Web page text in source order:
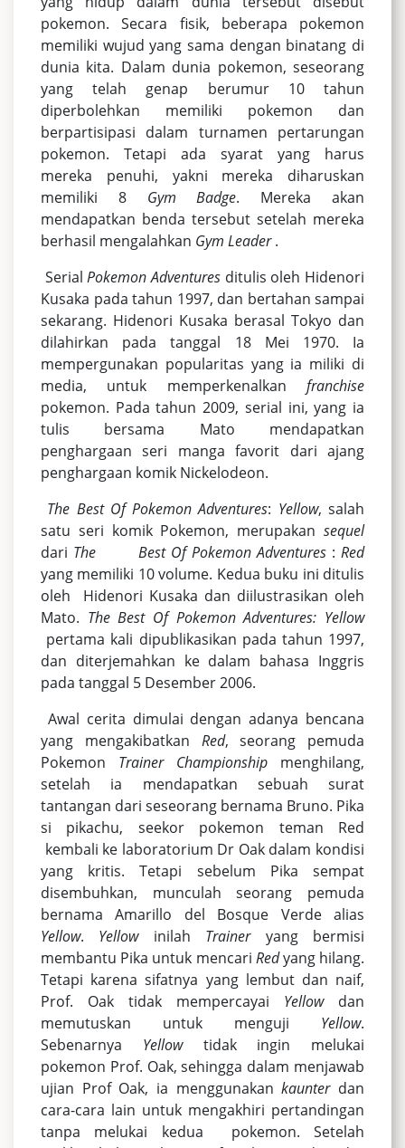
pokemon. Secara fisik, beberapa pokemon
memiliki wujud yang sama dengan binatang di
dunia kita. Dalam dunia pokemon, seseorang
yang telah genap berumur 10 tahun
diperbolehkan memiliki pokemon dan
berpartisipasi dalam turnamen pertarungan
pokemon. Tetapi ada syarat yang harus
mereka penuhi, yakni mereka diharuskan
memiliki 8 Gym Badge. Mereka akan
mendapatkan benda tersebut setelah mereka
berhasil mengalahkan Gym Leader.
SerialPokemon Adventures ditulis oleh Hidenori
Kusaka pada tahun 1997, dan bertahan sampai
sekarang. Hidenori Kusaka berasal Tokyo dan
dilahirkan pada tanggal 18 Mei 1970. Ia
mempergunakan popularitas yang ia miliki di
media, untuk memperkenalkan franchise
pokemon. Pada tahun 2009, serial ini, yang ia
tulis bersama Mato mendapatkan
penghargaan seri manga favorit dari ajang
penghargaan komik Nickelodeon.
The Best Of Pokemon Adventures: Yellow, salah
satu seri komik Pokemon, merupakan sequel
dari The Best Of Pokemon Adventures :Red
yang memiliki 10 volume. Kedua buku ini ditulis
oleh Hidenori Kusaka dan diilustrasikan oleh
Mato. The Best Of Pokemon Adventures: Yellow
pertama kali dipublikasikan pada tahun 1997,
dan diterjemahkan ke dalam bahasa Inggris
pada tanggal 5 Desember 2006.
Awal cerita dimulai dengan adanya bencana
yang mengakibatkan Red, seorang pemuda
Pokemon Trainer Championship menghilang,
setelah ia mendapatkan sebuah surat
tantangan dari seseorang bernama Bruno. Pika
si pikachu, seekor pokemon teman Red
kembali ke laboratorium Dr Oak dalam kondisi
yang kritis. Tetapi sebelum Pika sempat
disembuhkan, munculah seorang pemuda
bernama Amarillo del Bosque Verde alias
Yellow. Yellowinilah Traineryang bermisi
membantu Pika untuk mencari Redyang hilang.
Tetapi karena sifatnya yang lembut dan naif,
Prof. Oak tidak mempercayai Yellowdan
memutuskan untuk menguji Yellow.
Sebenarnya Yellowtidak ingin melukai
pokemon Prof. Oak, sehingga dalam menjawab
ujian Prof Oak, ia menggunakankaunterdan
cara-cara lain untuk mengakhiri pertandingan
tanpa melukai kedua pokemon. Setelah